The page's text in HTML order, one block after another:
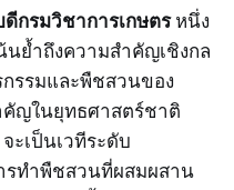
กรมวิชาการเกษตรหนึ่ง
นย้ำถึงความสำคัญเชิงกล
รรมและพืชสวนของ
คัญในยุทธศาสตร์ชาติ
ะเป็นเวทีระดับ
รทำพืชสวนที่ผสมผสาน